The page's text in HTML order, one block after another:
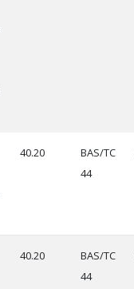
40.20
BAS/TC
44
40.20
BAS/TC
44